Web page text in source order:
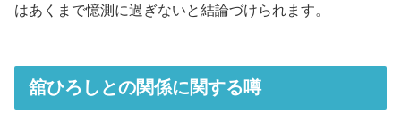
はあくまで憶測に過ぎないと結論づけられます。
舘ひろしとの関係に関する噂